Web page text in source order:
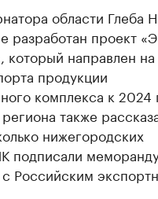
области Глеба
разработан проект
который направлен на
продукции
комплекса к 2024
также
нижегородских
подписали
с Российским